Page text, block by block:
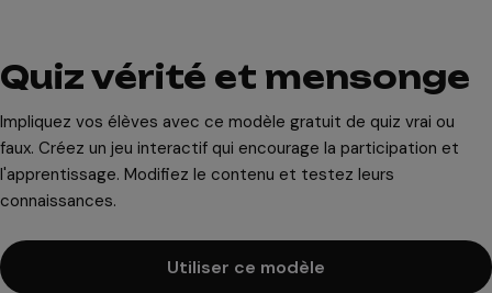
Quiz vérité et mensonge
Impliquez vos élèves avec ce modèle gratuit de quiz vrai ou
faux. Créez un jeu interactif qui encourage la participation et
l'apprentissage. Modifiez le contenu et testez leurs
connaissances.
Utiliser ce modèle